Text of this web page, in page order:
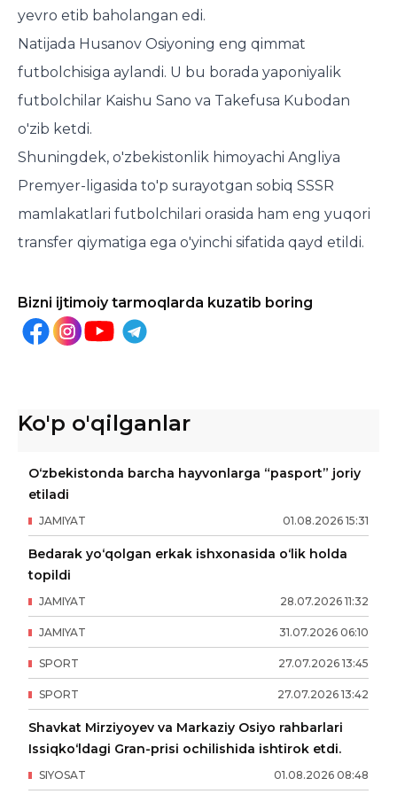
yevro etib baholangan edi.
Natijada Husanov Osiyoning eng qimmat
futbolchisiga aylandi. U bu borada yaponiyalik
futbolchilar Kaishu Sano va Takefusa Kubodan
o'zib ketdi.
Shuningdek, o'zbekistonlik himoyachi Angliya
Premyer-ligasida to'p surayotgan sobiq SSSR
mamlakatlari futbolchilari orasida ham eng yuqori
transfer qiymatiga ega o'yinchi sifatida qayd etildi.
Bizni ijtimoiy tarmoqlarda kuzatib boring
Ko'p o'qilganlar
O‘zbekistonda barcha hayvonlarga “pasport” joriy
etiladi
01.08.2026 15:31
JAMIYAT
Bedarak yo‘qolgan erkak ishxonasida o‘lik holda
topildi
28.07.2026 11:32
JAMIYAT
31.07.2026 06:10
JAMIYAT
27.07.2026 13:45
SPORT
27.07.2026 13:42
SPORT
Shavkat Mirziyoyev va Markaziy Osiyo rahbarlari
Issiqko‘ldagi Gran-prisi ochilishida ishtirok etdi.
01.08.2026 08:48
SIYOSAT